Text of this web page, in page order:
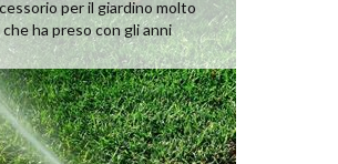
per il giardino molto
ha preso con gli anni